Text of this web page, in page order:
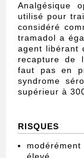
Analgésique
utilisé pour
considéré
tramadol a
agent libérant
recapture de
faut pas en
syndrome
supérieur à
RISQUES